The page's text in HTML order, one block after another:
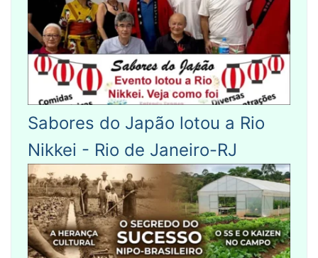
Sabores do Japão lotou a Rio
Nikkei - Rio de Janeiro-RJ